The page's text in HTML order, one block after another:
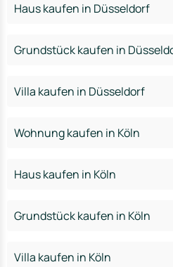
Haus kaufen in Düsseldorf
Grundstück kaufen in
Villa kaufen in Düsseldorf
Wohnung kaufen in Köln
Haus kaufen in Köln
Grundstück kaufen in Köln
Villa kaufen in Köln